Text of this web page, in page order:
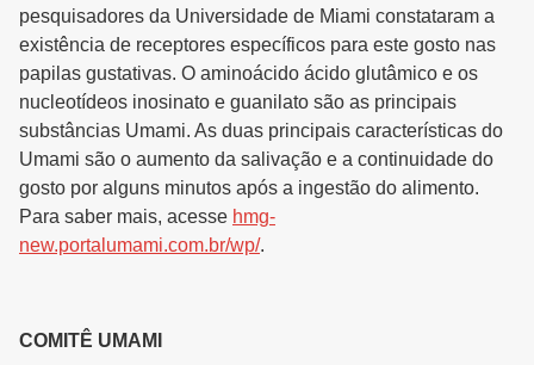
pesquisadores da Universidade de Miami constataram a
existência de receptores específicos para este gosto nas
papilas gustativas. O aminoácido ácido glutâmico e os
nucleotídeos inosinato e guanilato são as principais
substâncias Umami. As duas principais características do
Umami são o aumento da salivação e a continuidade do
gosto por alguns minutos após a ingestão do alimento.
Para saber mais, acesse hmg-
new.portalumami.com.br/wp/.
COMITÊ UMAMI